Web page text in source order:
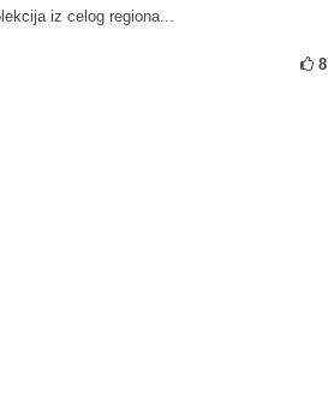
iz celog regiona...
8